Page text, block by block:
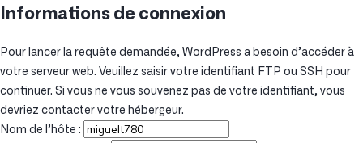
Informations de connexion
Pour lancer la requête demandée, WordPress a besoin d’accéder à
votre serveur web. Veuillez saisir votre identifiant FTP ou SSH pour
continuer. Si vous ne vous souvenez pas de votre identifiant, vous
devriez contacter votre hébergeur.
Nom de l’hôte :